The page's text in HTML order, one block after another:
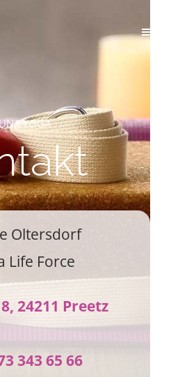
YOGA
Oltersdorf
Life Force
24211 Preetz
343 65 66